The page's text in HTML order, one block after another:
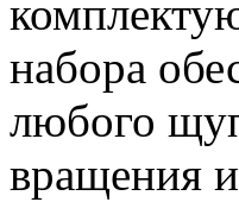
набора
любого
вращения